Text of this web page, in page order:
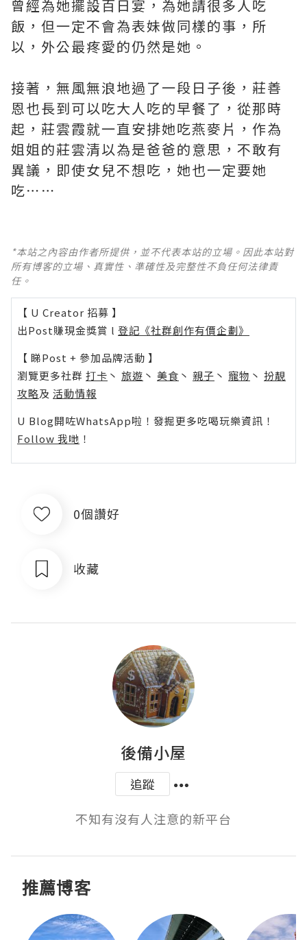
曾經為她擺設百日宴，為她請很多人吃
飯，但一定不會為表妹做同樣的事，所
以，外公最疼愛的仍然是她。
接著，無風無浪地過了一段日子後，莊善
恩也長到可以吃大人吃的早餐了，從那時
起，莊雲霞就一直安排她吃燕麥片，作為
姐姐的莊雲清以為是爸爸的意思，不敢有
異議，即使女兒不想吃，她也一定要她
吃⋯⋯
*本站之內容由作者所提供，並不代表本站的立場。因此本站對
所有博客的立場、真實性、準確性及完整性不負任何法律責
任。
【 U Creator 招募 】
出Post賺現金獎賞 l 登記《社群創作有價企劃》
【 睇Post + 參加品牌活動 】
瀏覽更多社群 打卡 丶 旅遊 丶 美食 丶 親子 丶 寵物 丶 扮靚
攻略及 活動情報
U Blog開咗WhatsApp啦！發掘更多吃喝玩樂資訊！
Follow 我哋 ！
0個讚好
收藏
後備小屋
追蹤
不知有沒有人注意的新平台
推薦博客